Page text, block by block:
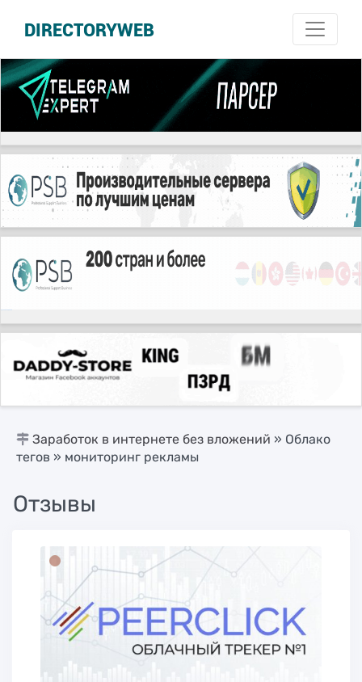
DIRECTORYWEB
Заработок в интернете без вложений » Облако
тегов » мониторинг рекламы
Отзывы